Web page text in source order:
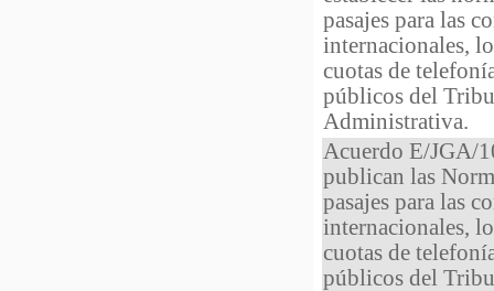
pasajes para las
internacionales,
cuotas de
públicos del
Administrativa.
Acuerdo E/JGA/
publican las
pasajes para las
internacionales,
cuotas de
públicos del